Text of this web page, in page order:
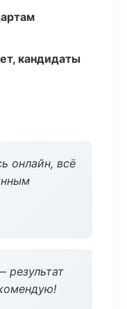
кандидаты
онлайн, всё
результат